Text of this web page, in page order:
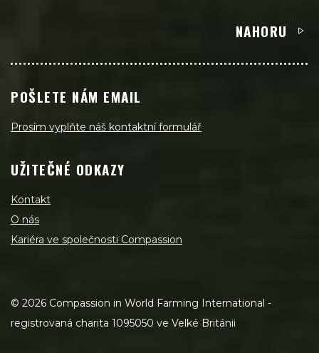
NAHORU
POŠLETE NÁM EMAIL
Prosím vyplňte náš kontaktní formulář
UŽITEČNÉ ODKAZY
Kontakt
O nás
Kariéra ve společnosti Compassion
© 2026 Compassion in World Farming International -
registrovaná charita 1095050 ve Velké Británii